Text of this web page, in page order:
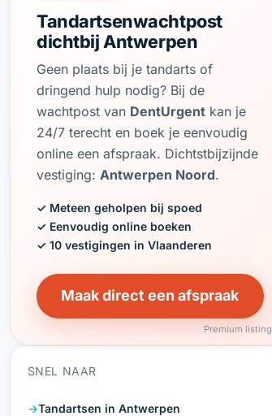
Tandartsenwachtpost
dichtbij Antwerpen
Geen plaats bij je tandarts of
dringend hulp nodig? Bij de
wachtpost van DentUrgent kan je
24/7 terecht en boek je eenvoudig
online een afspraak. Dichtstbijzijnde
vestiging: Antwerpen Noord.
✓ Meteen geholpen bij spoed
✓ Eenvoudig online boeken
✓ 10 vestigingen in Vlaanderen
Maak direct een afspraak
Premium listing
SNEL NAAR
Tandartsen in Antwerpen